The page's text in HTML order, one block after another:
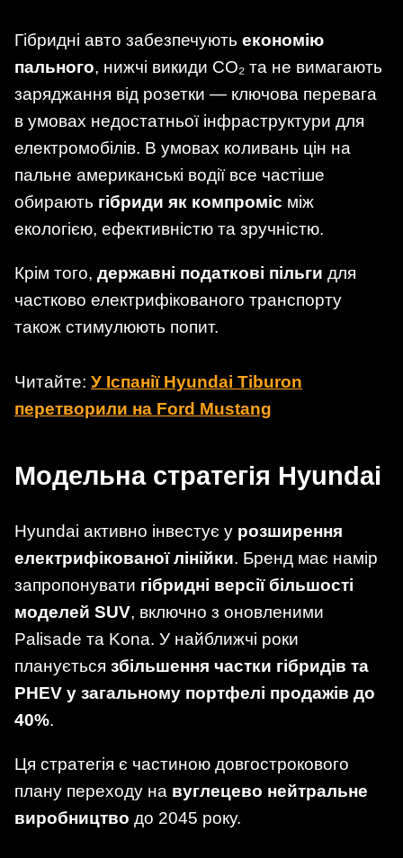
Гібридні авто забезпечують економію
пального, нижчі викиди CO₂ та не вимагають
заряджання від розетки — ключова перевага
в умовах недостатньої інфраструктури для
електромобілів. В умовах коливань цін на
пальне американські водії все частіше
обирають гібриди як компроміс між
екологією, ефективністю та зручністю.
Крім того, державні податкові пільги для
частково електрифікованого транспорту
також стимулюють попит.
Читайте: У Іспанії Hyundai Tiburon
перетворили на Ford Mustang
Модельна стратегія Hyundai
Hyundai активно інвестує у розширення
електрифікованої лінійки. Бренд має намір
запропонувати гібридні версії більшості
моделей SUV, включно з оновленими
Palisade та Kona. У найближчі роки
планується збільшення частки гібридів та
PHEV у загальному портфелі продажів до
40%.
Ця стратегія є частиною довгострокового
плану переходу на вуглецево нейтральне
виробництво до 2045 року.